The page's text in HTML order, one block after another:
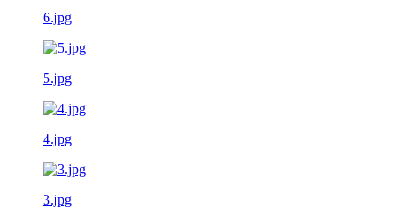
6.jpg
5.jpg
4.jpg
3.jpg